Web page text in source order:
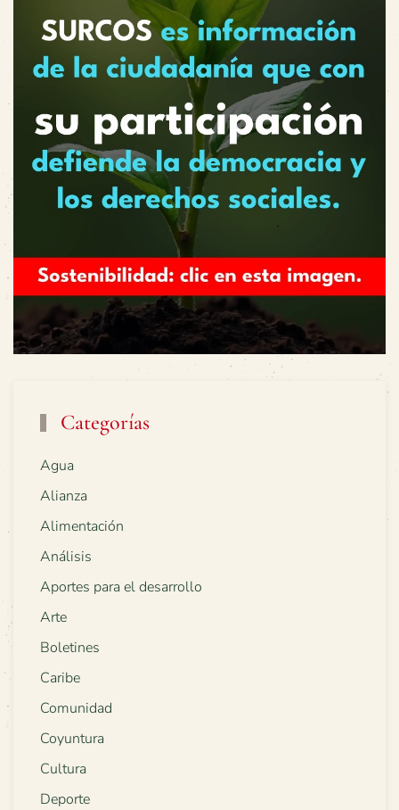
Categorías
Agua
Alianza
Alimentación
Análisis
Aportes para el desarrollo
Arte
Boletines
Caribe
Comunidad
Coyuntura
Cultura
Deporte